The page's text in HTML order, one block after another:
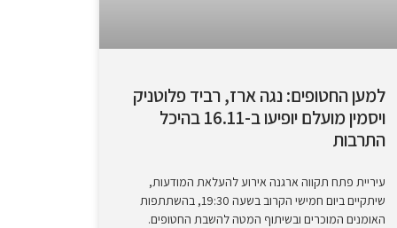
למען החטופים: נגה ארז, רביד פלוטניק
ויסמין מועלם יופיעו ב-16.11 בהיכל
התרבות
עיריית פתח תקווה ארגנה אירוע להעלאת המודעות,
שיתקיים ביום חמישי הקרוב בשעה 19:30, בהשתתפות
האומנים המוכרים ובשיתוף המטה להשבת החטופים.